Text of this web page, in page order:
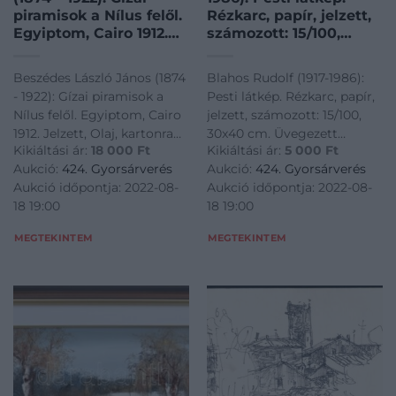
piramisok a Nílus felől.
Egyiptom, Cairo 1912.
22x48cm
Beszédes László János (1874
- 1922): Gízai piramisok a
Nílus felől. Egyiptom, Cairo
1912. Jelzett, Olaj, kartonra
kasírozott vászon.
22x48cm<a
href="https://www.darabanth.com/hu/gyorsarveres/424/
es-grafikak/Festmenyek-es-
Kikiáltási ár: 18 000 Ft
Aukció: 424. Gyorsárverés
Aukció időpontja: 2022-08-
18 19:00
MEGTEKINTEM
Rézkarc, papír, jelzett,
számozott: 15/100,
Blahos Rudolf (1917-1986):
Pesti látkép. Rézkarc, papír,
jelzett, számozott: 15/100,
30x40 cm. Üvegezett
fakeretben.<a
href="https://
es-grafikak/Festmenyek-es-
grafikak~500001/Blahos-
Kikiáltási ár: 5 000 Ft
Aukció: 424. Gyorsárverés
Aukció időpontja: 2022-08-
18 19:00
MEGTEKINTEM